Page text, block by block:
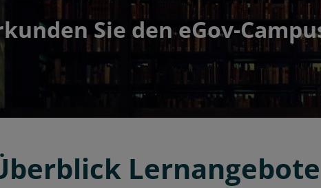
Sie den eGov-
Lernangebote